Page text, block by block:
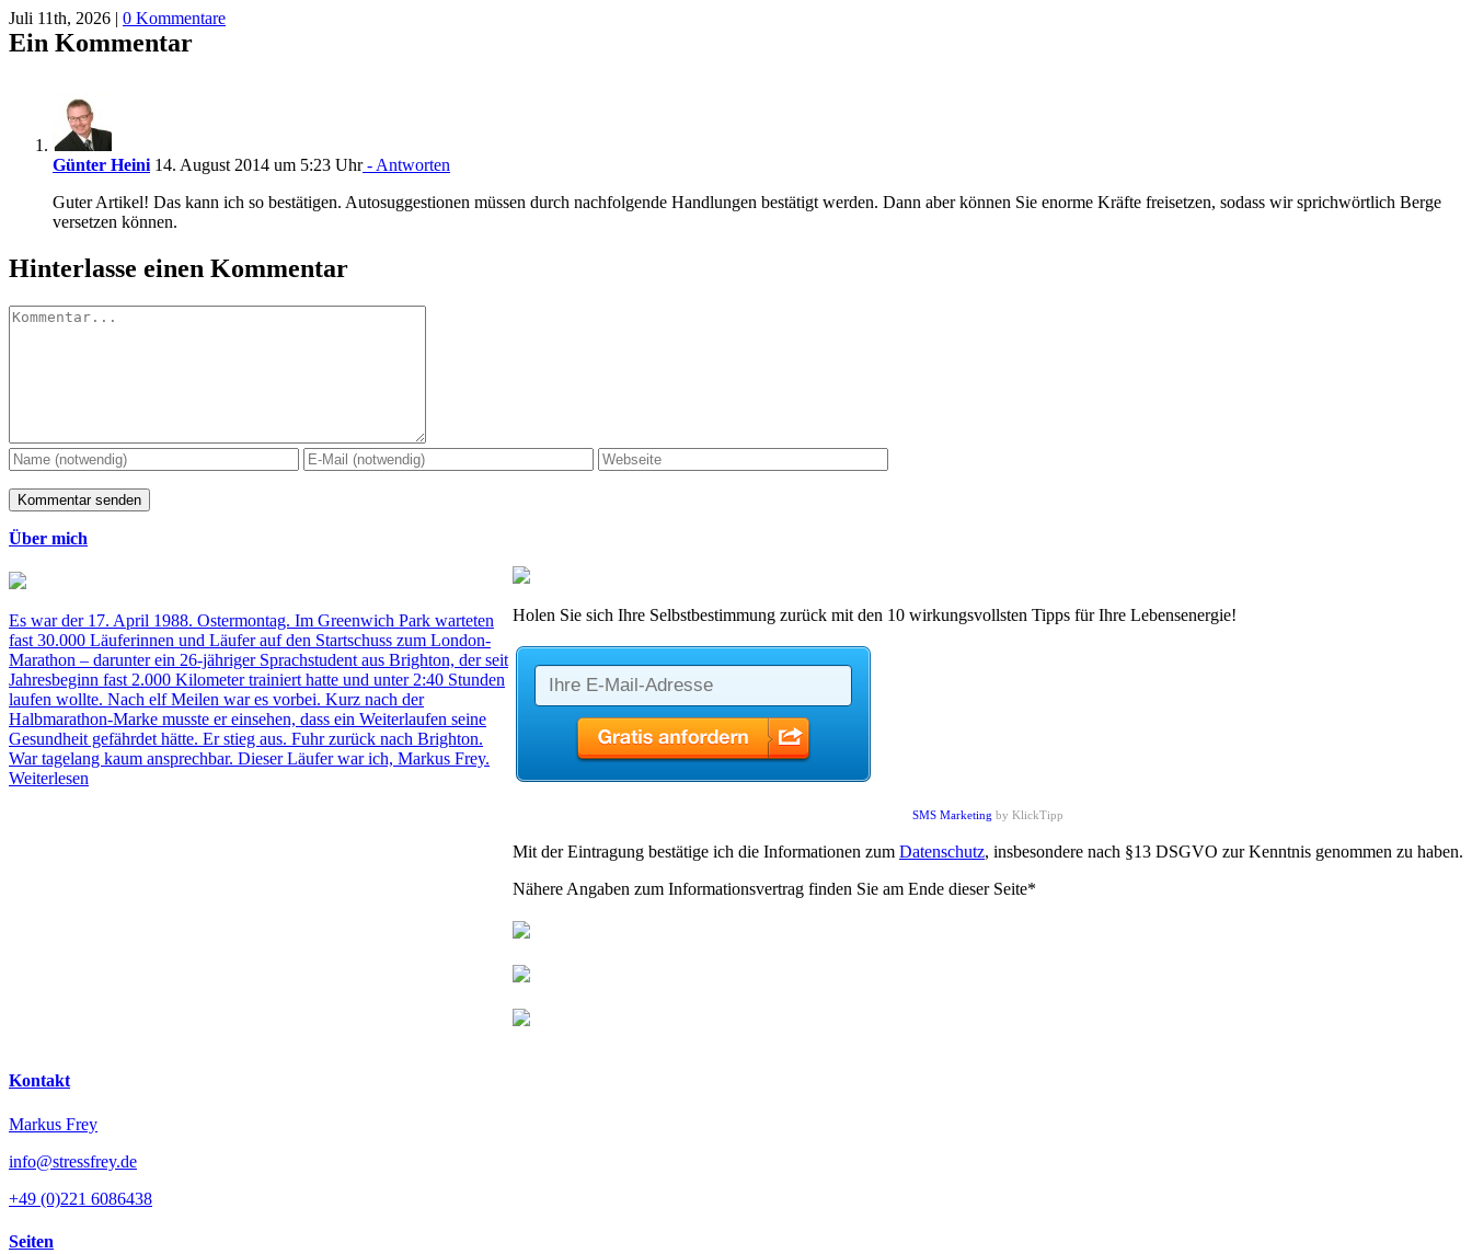
Juli 11th, 2026 | 0 Kommentare
Ein Kommentar
Günter Heini 14. August 2014 um 5:23 Uhr- Antworten
Guter Artikel! Das kann ich so bestätigen. Autosuggestionen müssen durch nachfolgende Handlungen bestätigt werden. Dann aber können Sie enorme Kräfte freisetzen, sodass wir sprichwörtlich Berge
versetzen können.
Hinterlasse einen Kommentar
Kommentar
Holen Sie sich Ihre Selbstbestimmung zurück mit den 10 wirkungsvollsten Tipps für Ihre Lebensenergie!
SMS Marketing by KlickTipp
Mit der Eintragung bestätige ich die Informationen zum Datenschutz, insbesondere nach §13 DSGVO zur Kenntnis genommen zu haben.
Nähere Angaben zum Informationsvertrag finden Sie am Ende dieser Seite*
Über mich
Es war der 17. April 1988. Ostermontag. Im Greenwich Park warteten
fast 30.000 Läuferinnen und Läufer auf den Startschuss zum London-
Marathon – darunter ein 26-jähriger Sprachstudent aus Brighton, der seit
Jahresbeginn fast 2.000 Kilometer trainiert hatte und unter 2:40 Stunden
laufen wollte. Nach elf Meilen war es vorbei. Kurz nach der
Halbmarathon-Marke musste er einsehen, dass ein Weiterlaufen seine
Gesundheit gefährdet hätte. Er stieg aus. Fuhr zurück nach Brighton.
War tagelang kaum ansprechbar. Dieser Läufer war ich, Markus Frey.
Weiterlesen
Kontakt
Markus Frey
info@stressfrey.de
+49 (0)221 6086438
Seiten